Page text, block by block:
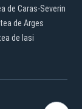
de Caras-Severin
de Arges
de Iasi